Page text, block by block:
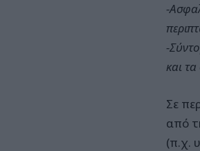
-
-
και
Σε
από
(π.χ.